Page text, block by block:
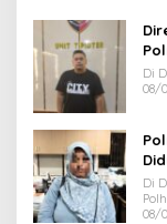
Di
08/
Di
08/